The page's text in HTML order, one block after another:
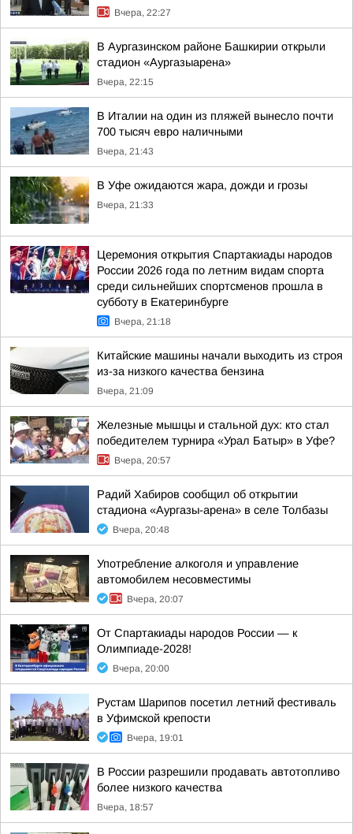
Вчера, 22:27
В Аургазинском районе Башкирии открыли
стадион «Аургазыарена»
Вчера, 22:15
В Италии на один из пляжей вынесло почти
700 тысяч евро наличными
Вчера, 21:43
В Уфе ожидаются жара, дожди и грозы
Вчера, 21:33
Церемония открытия Спартакиады народов
России 2026 года по летним видам спорта
среди сильнейших спортсменов прошла в
субботу в Екатеринбурге
Вчера, 21:18
Китайские машины начали выходить из строя
из-за низкого качества бензина
Вчера, 21:09
Железные мышцы и стальной дух: кто стал
победителем турнира «Урал Батыр» в Уфе?
Вчера, 20:57
Радий Хабиров сообщил об открытии
стадиона «Аургазы-арена» в селе Толбазы
Вчера, 20:48
Употребление алкоголя и управление
автомобилем несовместимы
Вчера, 20:07
От Спартакиады народов России — к
Олимпиаде-2028!
Вчера, 20:00
Рустам Шарипов посетил летний фестиваль
в Уфимской крепости
Вчера, 19:01
В России разрешили продавать автотопливо
более низкого качества
Вчера, 18:57